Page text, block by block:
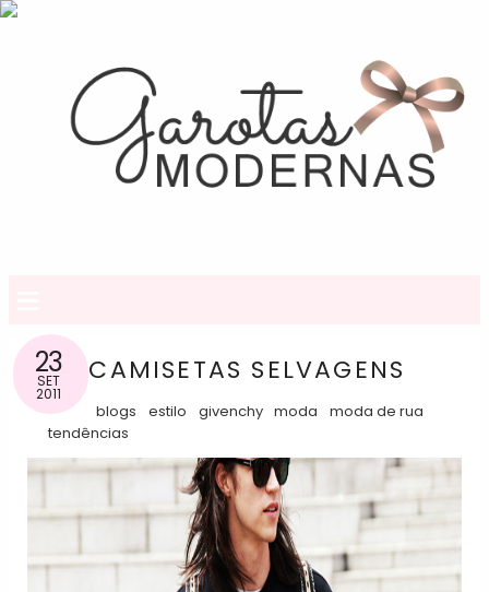
23
SET
2011
CAMISETAS SELVAGENS
blogs estilo givenchy moda
moda de rua
tendências